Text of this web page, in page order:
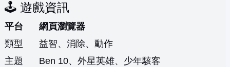
🕹️ 遊戲資訊
平台
網頁瀏覽器
類型
益智、消除、動作
主題
Ben 10、外星英雄、少年駭客